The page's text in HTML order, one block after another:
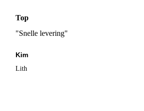
Top
"Snelle levering"
Kim
Lith